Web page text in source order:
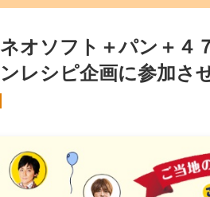
ネオソフト＋パン＋４
ンレシピ企画に参加さ